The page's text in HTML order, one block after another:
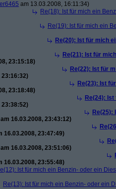
am 13.03.2008, 16:11:34)
Re(18): Ist für mich ein
Re(19): Ist für mich ein
Re(20): Ist für mich
Re(21): Ist für
23:15:18)
Re(22): Ist für
23:16:32)
Re(23): Ist
23:18:48)
Re(24):
23:38:52)
Re(25):
am 16.03.2008, 23:43:12)
16.03.2008, 23:47:49)
am 16.03.2008, 23:51:06)
16.03.2008, 23:55:48)
Ist für mich ein Benzin- oder ein
Re(13): Ist für mich ein Benzin- oder ein